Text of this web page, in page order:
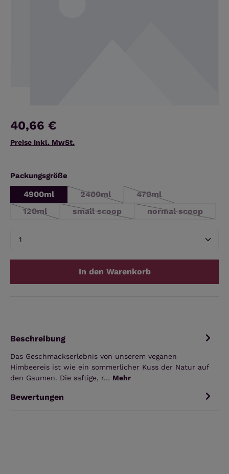
40,66 €
Preise inkl. MwSt.
Packungsgröße
4900ml 2400ml
(Diese Option ist zurzeit nicht
470ml
(Diese Option ist
120ml
(Diese Option ist zurzeit nicht verfügbar.)
small scoop
(Diese Option ist zurzeit nicht
normal scoop
(Diese Option
Produkt Anzahl: Gib den gewünschten Wert
In den Warenkorb
Beschreibung
Das Geschmackserlebnis von unserem veganen
Himbeereis ist wie ein sommerlicher Kuss der Natur auf
den Gaumen. Die saftige, r… Mehr
Bewertungen